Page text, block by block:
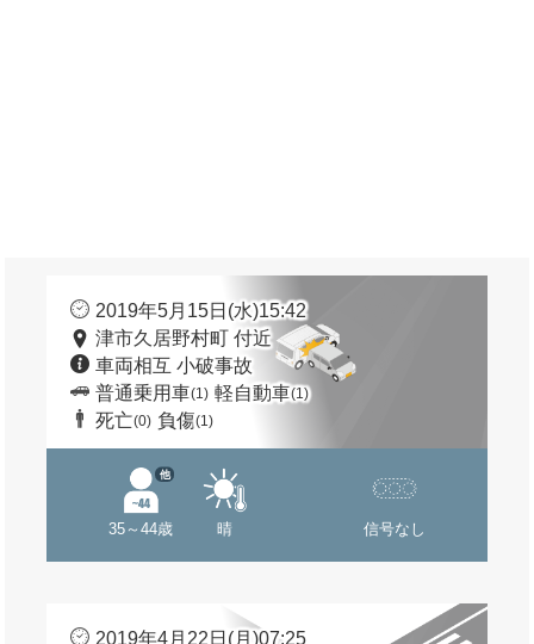
2019年5月15日(水)15:42
津市久居野村町 付近
車両相互 小破事故
普通乗用車(1) 軽自動車(1)
死亡(0) 負傷(1)
35～44歳
他
晴 信号なし
2019年4月22日(月)07:25